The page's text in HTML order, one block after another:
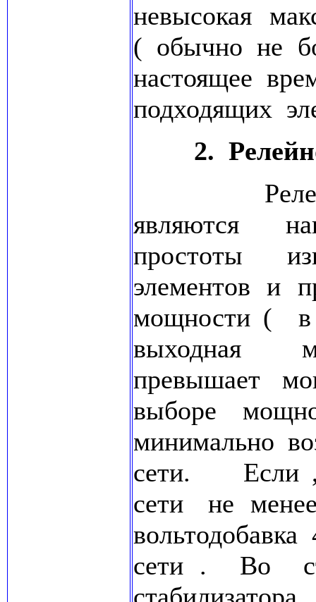
невысокая
( обычно не
настоящее
подходящих
2.
Релейно -
являются
простоты
элементов и
мощности ( в
выходная
превышает
выборе
минимально
сети. Если ,
сети не
сети . Во